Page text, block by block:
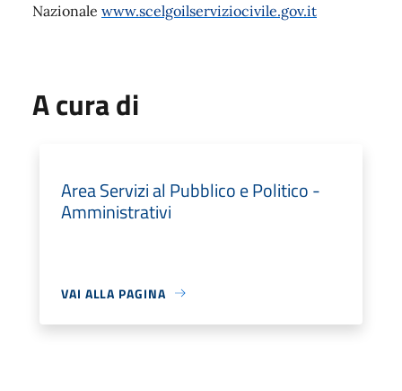
Nazionale www.scelgoilserviziocivile.gov.it
A cura di
Area Servizi al Pubblico e Politico -
Amministrativi
VAI ALLA PAGINA